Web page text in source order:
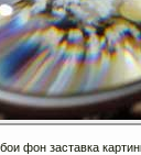
фон заставка